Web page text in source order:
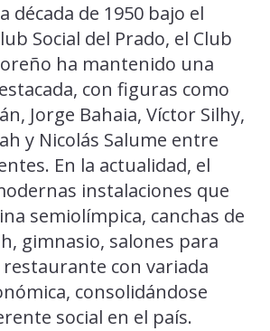
década de 1950 bajo el
Social del Prado, el Club
ha mantenido una
con figuras como
Jorge Bahaia, Víctor Silhy,
y Nicolás Salume entre
En la actualidad, el
instalaciones que
semiolímpica, canchas de
gimnasio, salones para
con variada
consolidándose
social en el país.